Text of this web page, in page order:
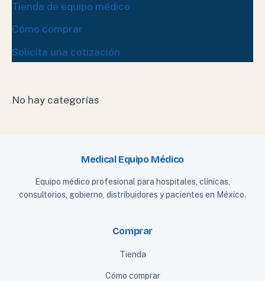
Tienda de equipo médico
Cómo comprar
Solicita una cotización
No hay categorías
Medical Equipo Médico
Equipo médico profesional para hospitales, clínicas,
consultorios, gobierno, distribuidores y pacientes en México.
Comprar
Tienda
Cómo comprar